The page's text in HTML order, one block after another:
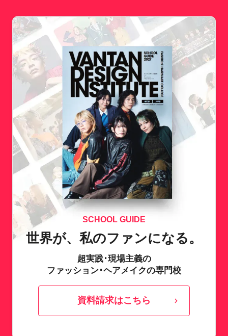
SCHOOL GUIDE
世界が、私のファンになる。
超実践･現場主義の
ファッション･ヘアメイクの専門校
資料請求はこちら